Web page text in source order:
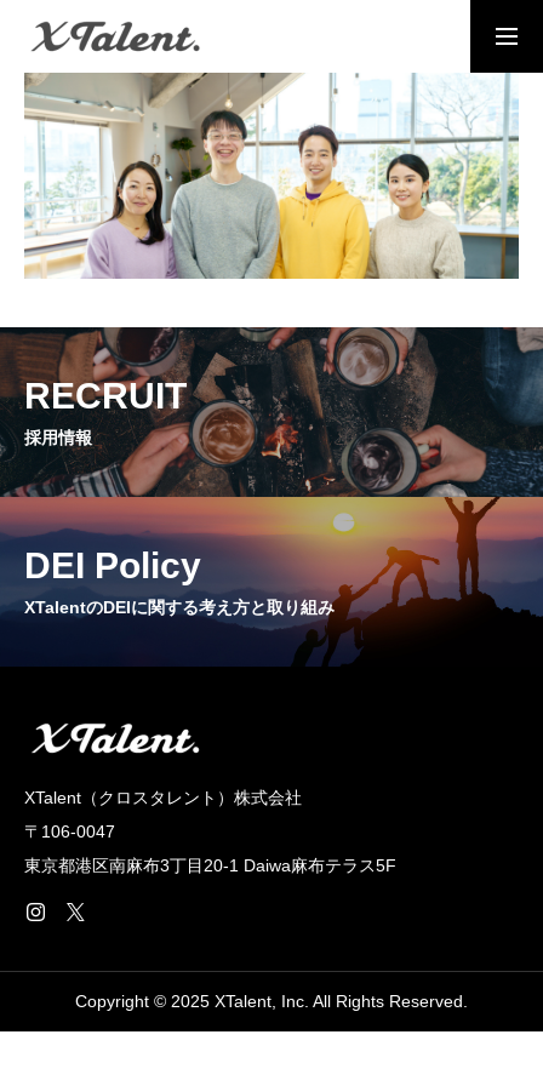
採用情報 お問い合わせ
MESSAGE
代表メッセージ
PRESIDENT
Service
サービス紹介
MEMBERS
CROSS TALK
インタビュー / 座談会
RECRUIT
お知らせ
COMPANY
RECRUIT
採用情報
DEI Policy
XTalentのDEIに関する考え方と取り組み
XTalent（クロスタレント）株式会社
〒106-0047
東京都港区南麻布3丁目20‐1 Daiwa麻布テラス5F
Copyright © 2025 XTalent, Inc. All Rights Reserved.